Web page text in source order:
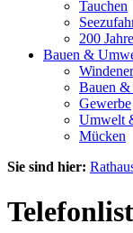
Tauchen
200
Bauen &
Bauen
Gewerbe
Umwelt
Mücken
Sie sind hier: